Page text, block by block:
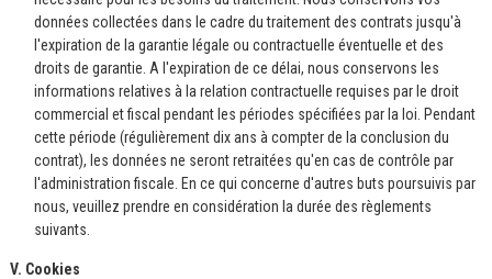
données collectées dans le cadre du traitement des contrats jusqu'à
l'expiration de la garantie légale ou contractuelle éventuelle et des
droits de garantie. A l'expiration de ce délai, nous conservons les
informations relatives à la relation contractuelle requises par le droit
commercial et fiscal pendant les périodes spécifiées par la loi. Pendant
cette période (régulièrement dix ans à compter de la conclusion du
contrat), les données ne seront retraitées qu'en cas de contrôle par
l'administration fiscale. En ce qui concerne d'autres buts poursuivis par
nous, veuillez prendre en considération la durée des règlements
suivants.
V. Cookies